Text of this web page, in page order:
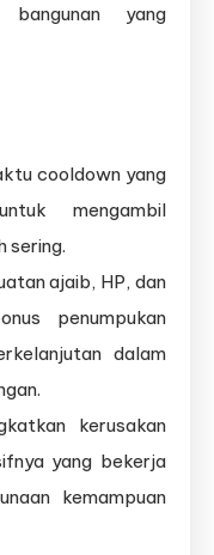
yang
cooldown yang
mengambil
sering.
ajaib, HP, dan
penumpukan
dalam
kerusakan
yang bekerja
kemampuan